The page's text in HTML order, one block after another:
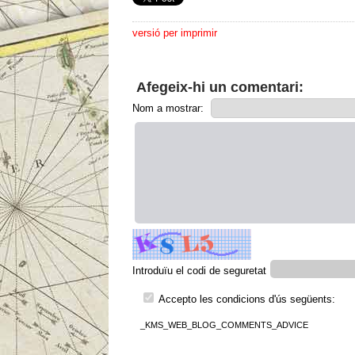
versió per imprimir
Afegeix-hi un comentari:
Nom a mostrar:
Introduïu el codi de seguretat
Accepto les condicions d'ús següents:
_KMS_WEB_BLOG_COMMENTS_ADVICE